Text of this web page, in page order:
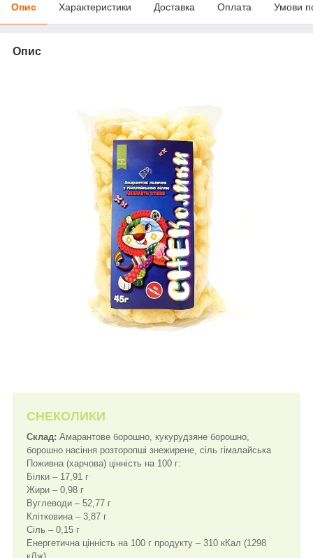
Опис Характеристики Доставка Оплата Умови
Опис
CНЕКОЛИКИ
Склад: Амарантове борошно, кукурудзяне борошно,
борошно насіння розторопші знежирене, сіль гімалайська
Поживна (харчова) цінність на 100 г:
Білки – 17,91 г
Жири – 0,98 г
Вуглеводи – 52,77 г
Клітковина – 3,87 г
Сіль – 0,15 г
Енергетична цінність на 100 г продукту – 310 кКал (1298